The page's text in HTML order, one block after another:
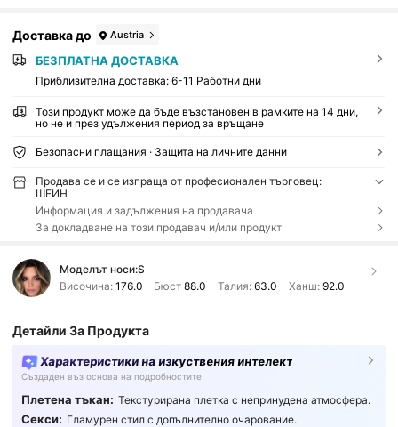
Доставка до Austria
БЕЗПЛАТНА ДОСТАВКА
Приблизителна доставка: 6-11 Работни дни
Този продукт може да бъде възстановен в рамките на 14 дни,
но не и през удължения период за връщане
Безопасни плащания · Защита на личните данни
Продава се и се изпраща от професионален търговец:
ШЕИН
Информация и задължения на продавача
За докладване на този продавач и/или продукт
Моделът носи:S
Височина: 176.0 Бюст88.0 Талия: 63.0 Ханш: 92.0
Детайли За Продукта
Характеристики на изкуствения интелект
Създаден въз основа на подробностите
Плетена тъкан: Текстурирана плетка с непринудена атмосфера.
Секси: Гламурен стил с допълнително очарование.